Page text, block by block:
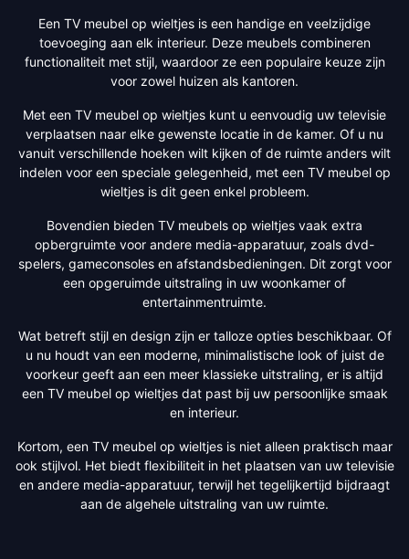
Een TV meubel op wieltjes is een handige en veelzijdige
toevoeging aan elk interieur. Deze meubels combineren
functionaliteit met stijl, waardoor ze een populaire keuze zijn
voor zowel huizen als kantoren.
Met een TV meubel op wieltjes kunt u eenvoudig uw televisie
verplaatsen naar elke gewenste locatie in de kamer. Of u nu
vanuit verschillende hoeken wilt kijken of de ruimte anders wilt
indelen voor een speciale gelegenheid, met een TV meubel op
wieltjes is dit geen enkel probleem.
Bovendien bieden TV meubels op wieltjes vaak extra
opbergruimte voor andere media-apparatuur, zoals dvd-
spelers, gameconsoles en afstandsbedieningen. Dit zorgt voor
een opgeruimde uitstraling in uw woonkamer of
entertainmentruimte.
Wat betreft stijl en design zijn er talloze opties beschikbaar. Of
u nu houdt van een moderne, minimalistische look of juist de
voorkeur geeft aan een meer klassieke uitstraling, er is altijd
een TV meubel op wieltjes dat past bij uw persoonlijke smaak
en interieur.
Kortom, een TV meubel op wieltjes is niet alleen praktisch maar
ook stijlvol. Het biedt flexibiliteit in het plaatsen van uw televisie
en andere media-apparatuur, terwijl het tegelijkertijd bijdraagt
aan de algehele uitstraling van uw ruimte.